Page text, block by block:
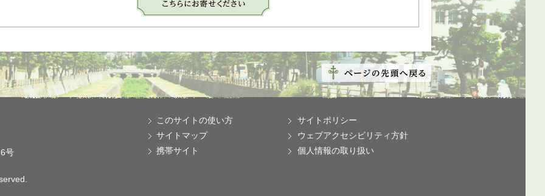
号
このサイトの使い方
サイトマップ
携帯サイト
サイトポリシー
ウェブアクセシビリティ方針
個人情報の取り扱い